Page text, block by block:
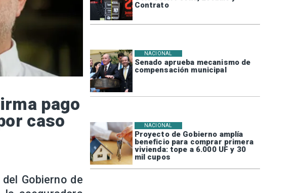
Contrato
Senado aprueba mecanismo de
compensación municipal
NACIONAL
Proyecto de Gobierno amplía
beneficio para comprar primera
vivienda: tope a 6.000 UF y 30
mil cupos
NACIONAL
pago
caso
Gobierno de